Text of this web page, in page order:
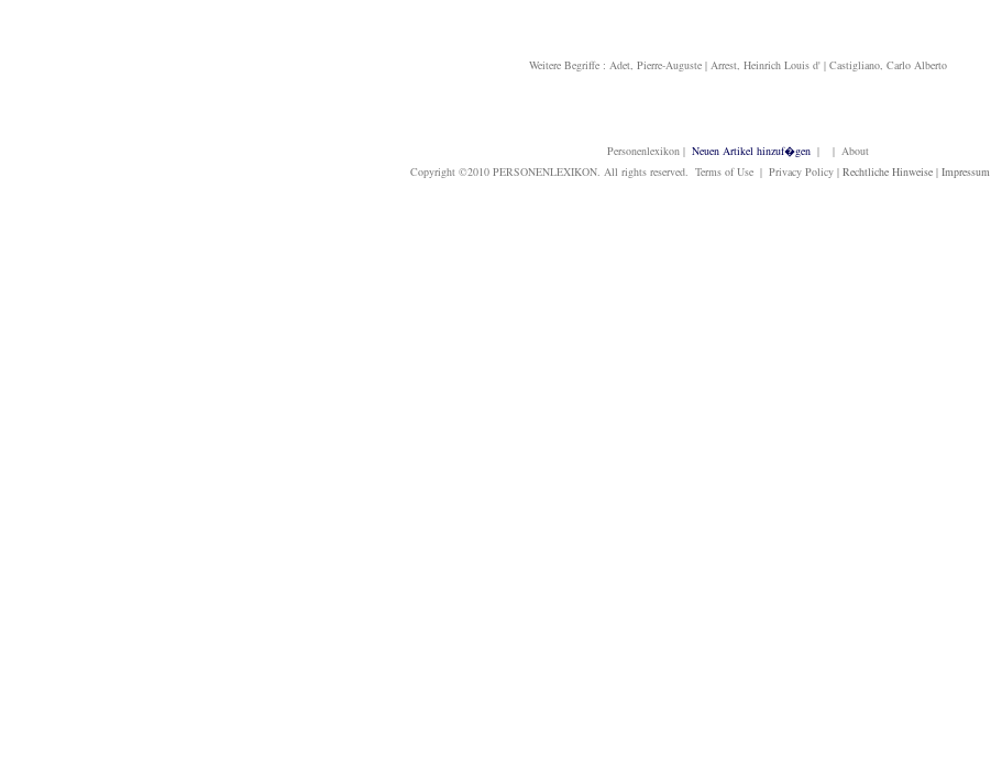
Weitere Begriffe : Adet, Pierre-Auguste| Arrest, Heinrich Louis d'| Castigliano, Carlo Alberto
Personenlexikon| Neuen Artikel hinzuf�gen | | About
Copyright ©2010 PERSONENLEXIKON. All rights reserved. Terms of Use | Privacy Policy | Rechtliche Hinweise | Impressum